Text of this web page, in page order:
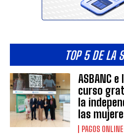
TOP 5 DE LA
ASBANC
curso
la
las
PAGOS ONLINE